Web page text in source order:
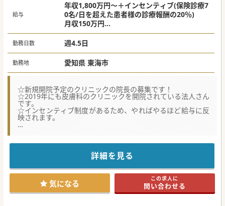
給与
年収1,800万円～＋インセンティブ(保険診療7
0名/日を超えた患者様の診療報酬の20％)
月収150万円
※現給保障あり
勤務日数 週4.5日
勤務地 愛知県 東海市
☆新規開院予定のクリニックの院長の募集です！
☆2019年にも皮膚科のクリニックを開院されている法人さん
です。
☆インセンティブ制度があるため、やればやるほど給与に反
映されます。
しています。
リスクを負わずに管理医師経験を積みたい方にもおススメで
少しでもご興味ある方は、一度ご相談ください！
#秋入職可
詳細を見る
気になる この求人に
問い合わせる